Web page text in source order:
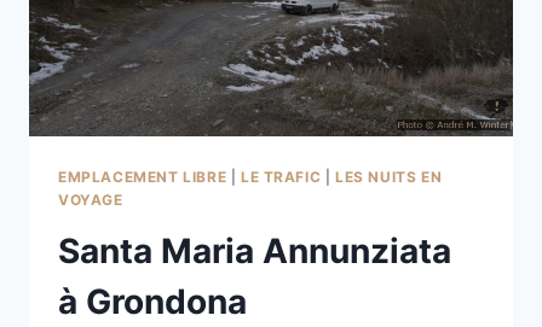
EMPLACEMENT LIBRE LE TRAFIC |LES NUITS EN
VOYAGE
Santa Maria Annunziata
à Grondona